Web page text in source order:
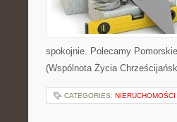
spokojnie. Polecamy
(Wspólnota Życia
CATEGORIES: NIERUCHOMOŚCI